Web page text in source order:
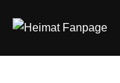
Inhalt